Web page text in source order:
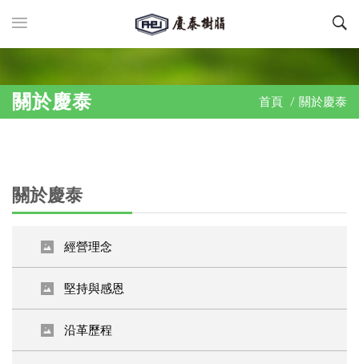
關於慶泰 首頁 / 關於慶泰
關於慶泰
經營理念
堅持與感恩
沿革歷程